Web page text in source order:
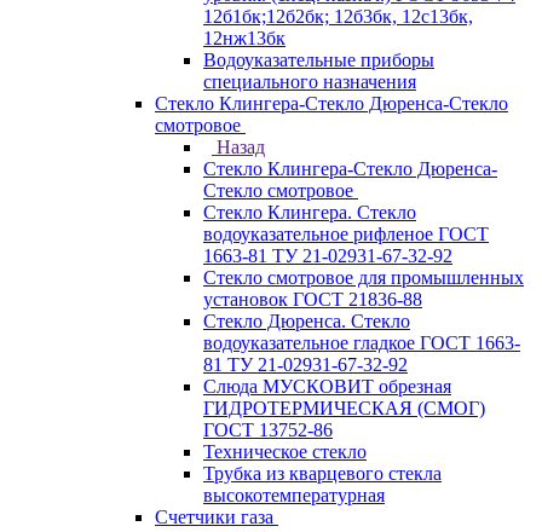
12б1бк;12б2бк; 12б3бк, 12с13бк,
12нж13бк
Водоуказательные приборы
специального назначения
Стекло Клингера-Стекло Дюренса-Стекло
смотровое
Назад
Стекло Клингера-Стекло Дюренса-
Стекло смотровое
Стекло Клингера. Стекло
водоуказательное рифленое ГОСТ
1663-81 ТУ 21-02931-67-32-92
Стекло смотровое для промышленных
установок ГОСТ 21836-88
Стекло Дюренса. Стекло
водоуказательное гладкое ГОСТ 1663-
81 ТУ 21-02931-67-32-92
Слюда МУСКОВИТ обрезная
ГИДРОТЕРМИЧЕСКАЯ (СМОГ)
ГОСТ 13752-86
Техническое стекло
Трубка из кварцевого стекла
высокотемпературная
Счетчики газа